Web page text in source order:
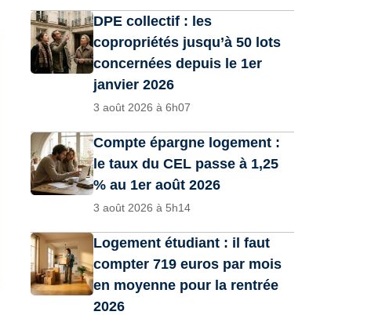
DPE collectif : les
copropriétés jusqu’à 50 lots
concernées depuis le 1er
janvier 2026
3 août 2026 à 6h07
Compte épargne logement :
le taux du CEL passe à 1,25
% au 1er août 2026
3 août 2026 à 5h14
Logement étudiant : il faut
compter 719 euros par mois
en moyenne pour la rentrée
2026